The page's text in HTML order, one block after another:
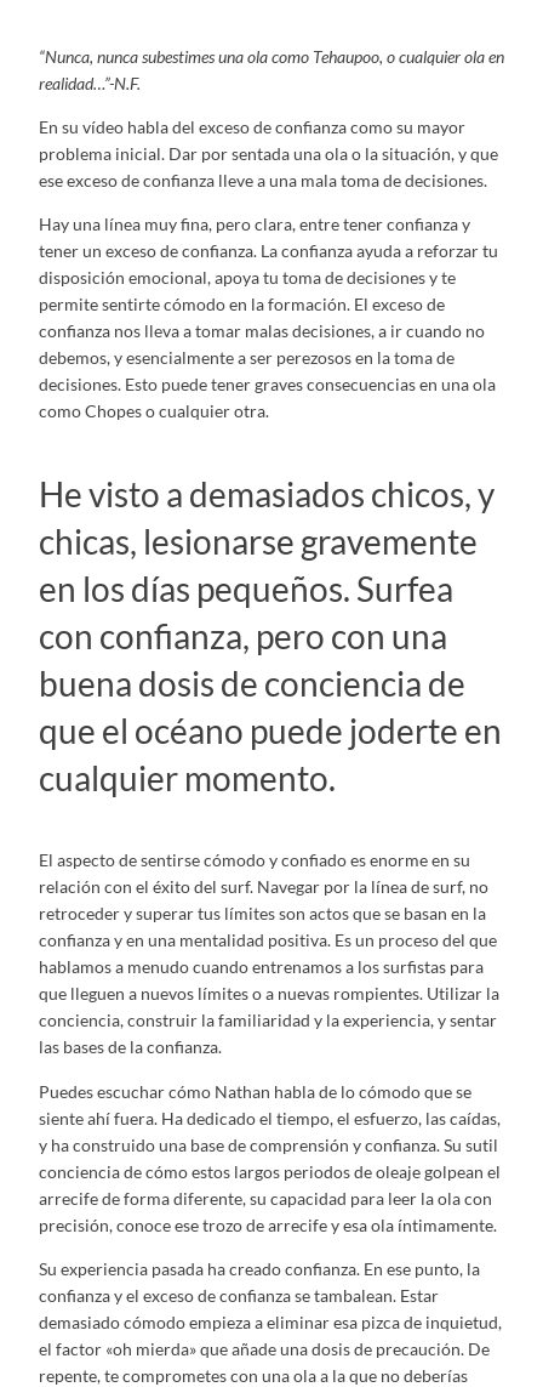
“Nunca, nunca subestimes una ola como Tehaupoo, o cualquier ola en
realidad…”-N.F.
En su vídeo habla del exceso de confianza como su mayor
problema inicial. Dar por sentada una ola o la situación, y que
ese exceso de confianza lleve a una mala toma de decisiones.
Hay una línea muy fina, pero clara, entre tener confianza y
tener un exceso de confianza. La confianza ayuda a reforzar tu
disposición emocional, apoya tu toma de decisiones y te
permite sentirte cómodo en la formación. El exceso de
confianza nos lleva a tomar malas decisiones, a ir cuando no
debemos, y esencialmente a ser perezosos en la toma de
decisiones. Esto puede tener graves consecuencias en una ola
como Chopes o cualquier otra.
He visto a demasiados chicos, y
chicas, lesionarse gravemente
en los días pequeños. Surfea
con confianza, pero con una
buena dosis de conciencia de
que el océano puede joderte en
cualquier momento.
El aspecto de sentirse cómodo y confiado es enorme en su
relación con el éxito del surf. Navegar por la línea de surf, no
retroceder y superar tus límites son actos que se basan en la
confianza y en una mentalidad positiva. Es un proceso del que
hablamos a menudo cuando entrenamos a los surfistas para
que lleguen a nuevos límites o a nuevas rompientes. Utilizar la
conciencia, construir la familiaridad y la experiencia, y sentar
las bases de la confianza.
Puedes escuchar cómo Nathan habla de lo cómodo que se
siente ahí fuera. Ha dedicado el tiempo, el esfuerzo, las caídas,
y ha construido una base de comprensión y confianza. Su sutil
conciencia de cómo estos largos periodos de oleaje golpean el
arrecife de forma diferente, su capacidad para leer la ola con
precisión, conoce ese trozo de arrecife y esa ola íntimamente.
Su experiencia pasada ha creado confianza. En ese punto, la
confianza y el exceso de confianza se tambalean. Estar
demasiado cómodo empieza a eliminar esa pizca de inquietud,
el factor «oh mierda» que añade una dosis de precaución. De
repente, te comprometes con una ola a la que no deberías